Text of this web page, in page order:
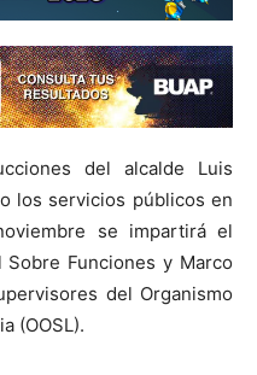
del alcalde Luis
los servicios públicos en
se impartirá el
Sobre Funciones y Marco
del Organismo
(OOSL).